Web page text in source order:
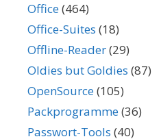
Office(464)
Office-Suites (18)
Offline-Reader(29)
Oldies but Goldies (87)
OpenSource(105)
Packprogramme(36)
Passwort-Tools (40)